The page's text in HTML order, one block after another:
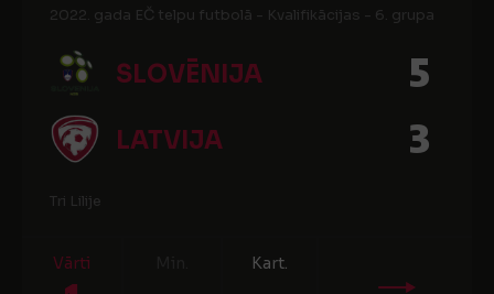
2022. gada EČ telpu futbolā - Kvalifikācijas - 6. grupa
SLOVĒNIJA 5
LATVIJA 3
Tri Lilije
Vārti Kart.